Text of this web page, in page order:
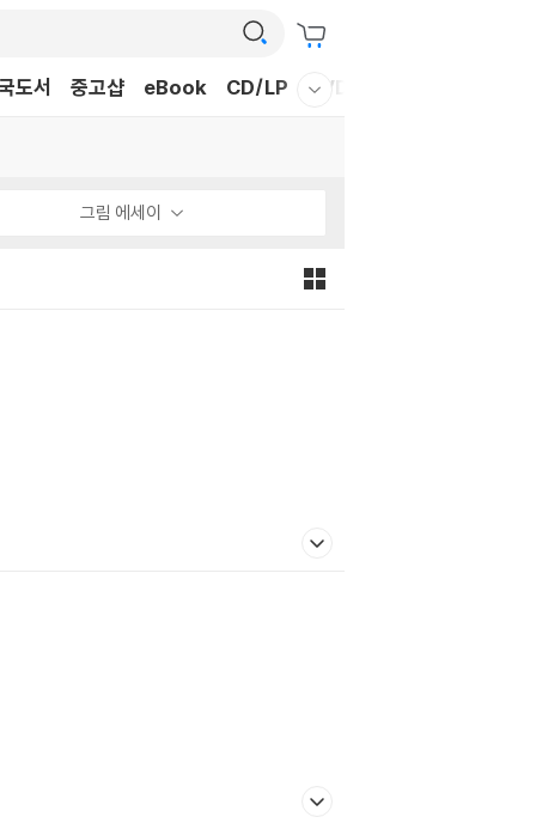
도서 중고샵 eBook CD/LP DVD/BD
그림 에세이